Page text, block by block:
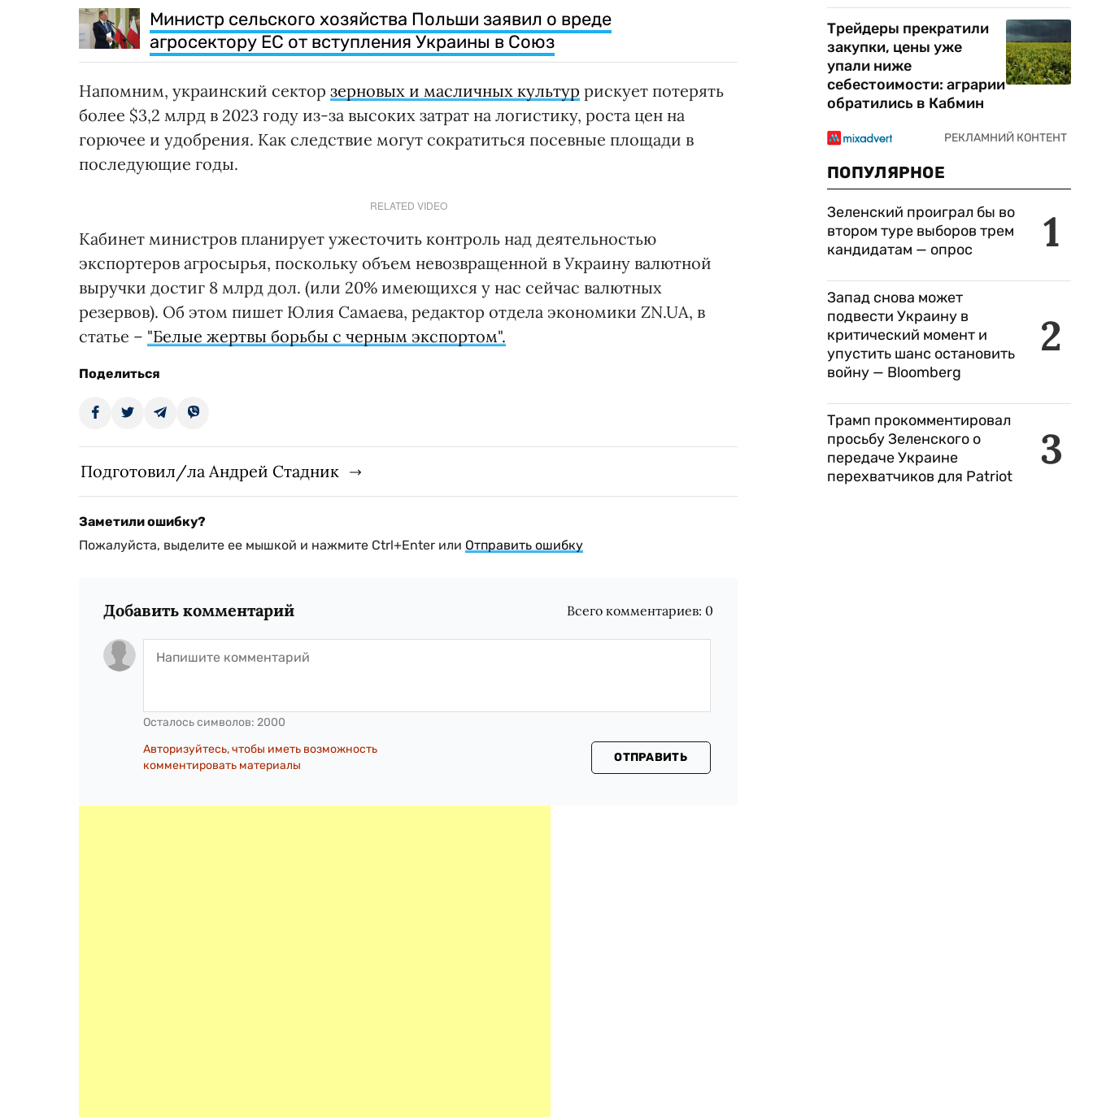
Министр сельского хозяйства Польши заявил о вреде
агросектору ЕС от вступления Украины в Союз
Напомним, украинский сектор зерновых и масличных культур рискует потерять
более $3,2 млрд в 2023 году из-за высоких затрат на логистику, роста цен на
горючее и удобрения. Как следствие могут сократиться посевные площади в
последующие годы.
RELATED VIDEO
Кабинет министров планирует ужесточить контроль над деятельностью
экспортеров агросырья, поскольку объем невозвращенной в Украину валютной
выручки достиг 8 млрд дол. (или 20% имеющихся у нас сейчас валютных
резервов). Об этом пишет Юлия Самаева, редактор отдела экономики ZN.UA, в
статье – "Белые жертвы борьбы с черным экспортом".
Поделиться
Подготовил/ла Андрей Стадник
Заметили ошибку?
Пожалуйста, выделите ее мышкой и нажмите Ctrl+Enter или Отправить ошибку
Добавить комментарий Всего комментариев: 0
Осталось символов: 2000
Авторизуйтесь, чтобы иметь возможность
комментировать материалы
ОТПРАВИТЬ
Трейдеры прекратили
закупки, цены уже
упали ниже
себестоимости: аграрии
обратились в Кабмин
ПОПУЛЯРНОЕ
1
Зеленский проиграл бы во
втором туре выборов трем
кандидатам — опрос
2
Запад снова может
подвести Украину в
критический момент и
упустить шанс остановить
войну — Bloomberg
3
Трамп прокомментировал
просьбу Зеленского о
передаче Украине
перехватчиков для Patriot